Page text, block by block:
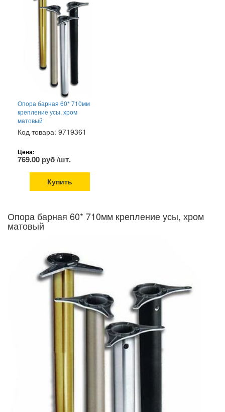
Опора барная 60* 710мм
крепление усы, хром
матовый
Код товара: 9719361
Цена:
769.00 руб /шт.
Купить
Опора барная 60* 710мм крепление усы, хром
матовый